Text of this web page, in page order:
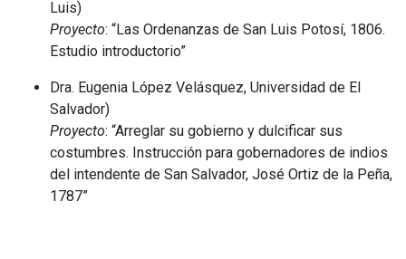
Luis)
Proyecto: “Las Ordenanzas de San Luis Potosí, 1806.
Estudio introductorio”
Dra. Eugenia López Velásquez, Universidad de El
Salvador)
Proyecto: “Arreglar su gobierno y dulcificar sus
costumbres. Instrucción para gobernadores de indios
del intendente de San Salvador, José Ortiz de la Peña,
1787”